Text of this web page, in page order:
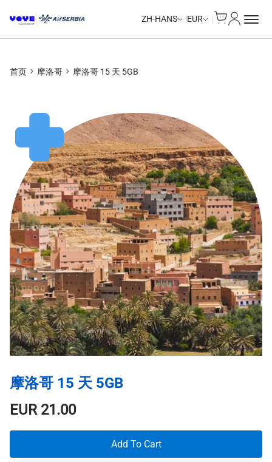
ZH-HANS EUR
首页 摩洛哥 摩洛哥 15 天 5GB
摩洛哥 15 天 5GB
EUR21.00
Add To Cart